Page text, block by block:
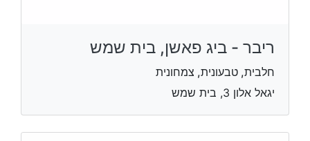
ריבר - ביג פאשן, בית שמש
חלבית, טבעונית, צמחונית
יגאל אלון 3, בית שמש